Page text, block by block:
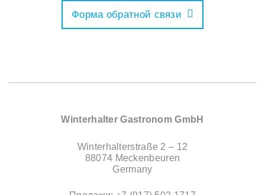
Форма обратной связи
Winterhalter Gastronom GmbH
Winterhalterstraße 2 – 12
88074 Meckenbeuren
Germany